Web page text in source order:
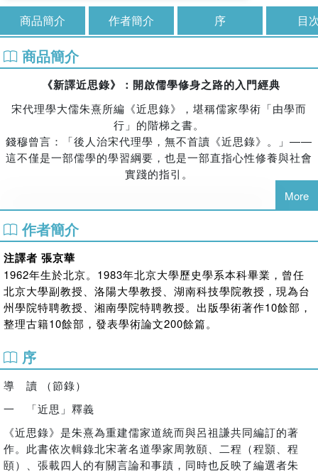
商品簡介 作者簡介 序 目
商品簡介
《新譯近思錄》：開啟儒學修身之路的入門經典
宋代理學大儒朱熹所編《近思錄》，堪稱儒家學術「由學而
行」的階梯之書。
錢穆曾言：「後人治宋代理學，無不首讀《近思錄》。」——
這不僅是一部儒學的學習綱要，也是一部直指心性修養與社會
實踐的指引。
本書五大特色與價值：
▸儒學道統的再建工程：朱熹與呂祖謙的理學宣言
為重建儒家正統思想，朱熹與呂祖謙從北宋四子（周敦頤、
二程、張載）思想中擇其精粹，加以編輯註解，形成集學術傳
承與創見於一體的核心著作。
▸由「近思」入門，通往理學之道
書名取自《論語》子夏所言「切問而近思，仁在其中矣」，
意指學思由淺入深、由近及遠。本書通過「從人事至天理」
「從自身至社會」的兩重進路，奠定讀者修身、齊家、治國的
▸四子為體，六人為用：儒學語錄的濃縮精華
More
作者簡介
注譯者 張京華
1962年生於北京。1983年北京大學歷史學系本科畢業，曾任
北京大學副教授、洛陽大學教授、湖南科技學院教授，現為台
州學院特聘教授、湘南學院特聘教授。出版學術著作10餘部，
整理古籍10餘部，發表學術論文200餘篇。
序
導 讀 （節錄）
一 「近思」釋義
《近思錄》是朱熹為重建儒家道統而與呂祖謙共同編訂的著
作。此書依次輯錄北宋著名道學家周敦頤、二程（程顥、程
頤）、張載四人的有關言論和事蹟，同時也反映了編選者朱